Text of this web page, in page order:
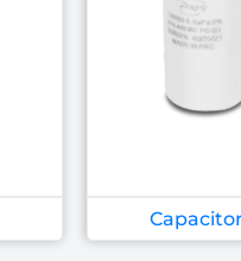
Capacitor